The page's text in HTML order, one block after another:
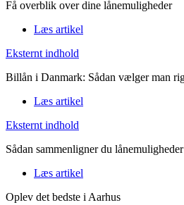
Få overblik over dine lånemuligheder
Læs artikel
Eksternt indhold
Billån i Danmark: Sådan vælger man
Læs artikel
Eksternt indhold
Sådan sammenligner du lånemuligheder
Læs artikel
Oplev det bedste i Aarhus